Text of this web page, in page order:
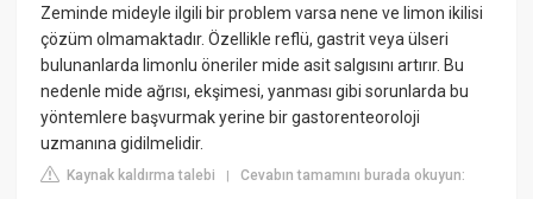
Zeminde mideyle ilgili bir problem varsa nene ve limon ikilisi
çözüm olmamaktadır. Özellikle reflü, gastrit veya ülseri
bulunanlarda limonlu öneriler mide asit salgısını artırır. Bu
nedenle mide ağrısı, ekşimesi, yanması gibi sorunlarda bu
yöntemlere başvurmak yerine bir gastorenteoroloji
uzmanına gidilmelidir.
Kaynak kaldırma talebi |Cevabın tamamını burada okuyun: